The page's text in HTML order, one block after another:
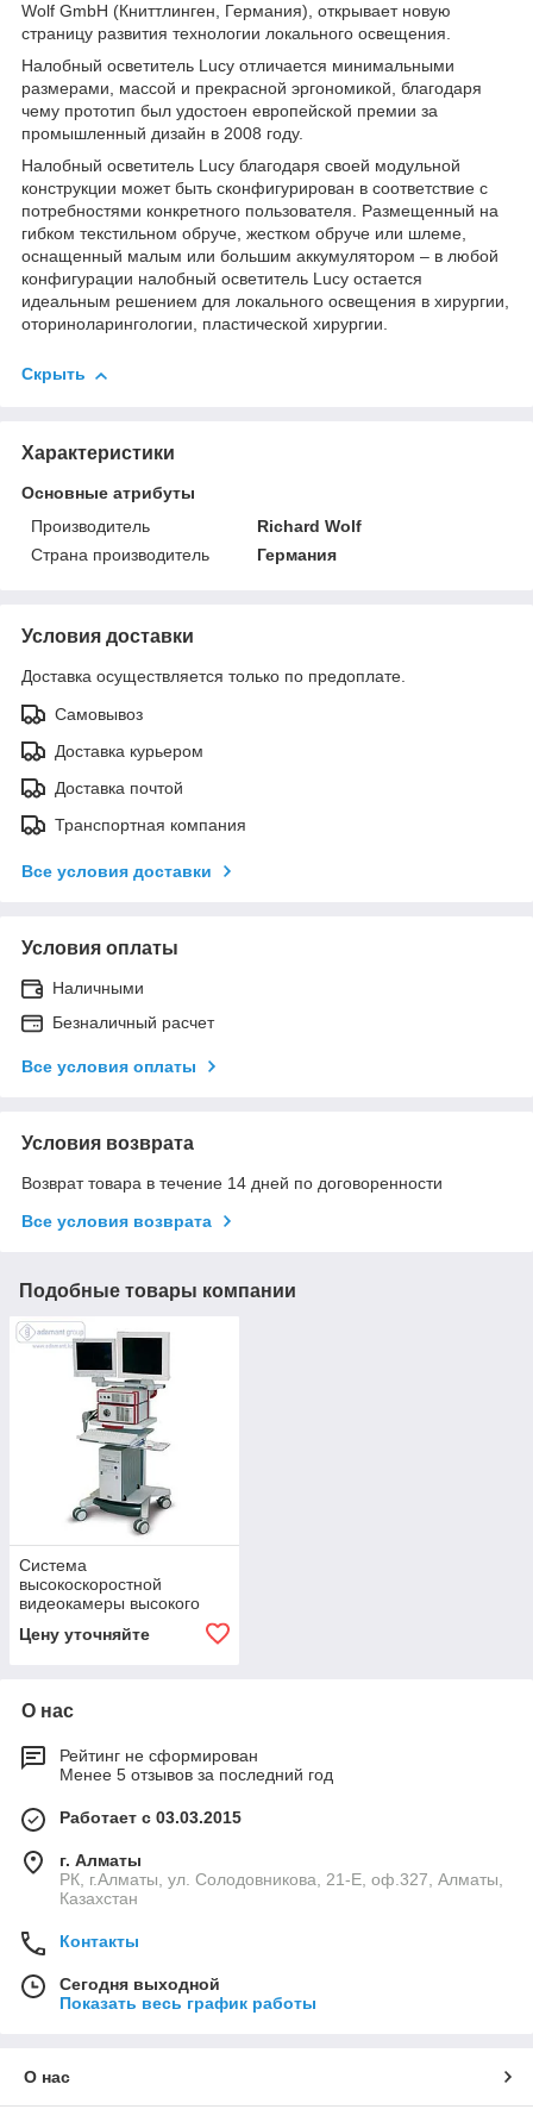
Wolf GmbH (Книттлинген, Германия), открывает новую
страницу развития технологии локального освещения.
Налобный осветитель Lucy отличается минимальными
размерами, массой и прекрасной эргономикой, благодаря
чему прототип был удостоен европейской премии за
промышленный дизайн в 2008 году.
Налобный осветитель Lucy благодаря своей модульной
конструкции может быть сконфигурирован в соответствие с
потребностями конкретного пользователя. Размещенный на
гибком текстильном обруче, жестком обруче или шлеме,
оснащенный малым или большим аккумулятором – в любой
конфигурации налобный осветитель Lucy остается
идеальным решением для локального освещения в хирургии,
оториноларингологии, пластической хирургии.
Скрыть
Характеристики
Основные атрибуты
Производитель
Richard Wolf
Страна производитель
Германия
Условия доставки
Доставка осуществляется только по предоплате.
Самовывоз
Доставка курьером
Доставка почтой
Транспортная компания
Все условия доставки
Условия оплаты
Наличными
Безналичный расчет
Все условия оплаты
Условия возврата
Возврат товара в течение 14 дней по договоренности
Все условия возврата
Подобные товары компании
Система
высокоскоростной
видеокамеры высокого
разрешения с ксеноновым
осветителем 300 Вт и
Цену уточняйте
О нас
Рейтинг не сформирован
Менее 5 отзывов за последний год
Работает с 03.03.2015
г. Алматы
РК, г.Алматы, ул. Солодовникова, 21-Е, оф.327, Алматы,
Казахстан
Контакты
Сегодня выходной
Показать весь график работы
О нас